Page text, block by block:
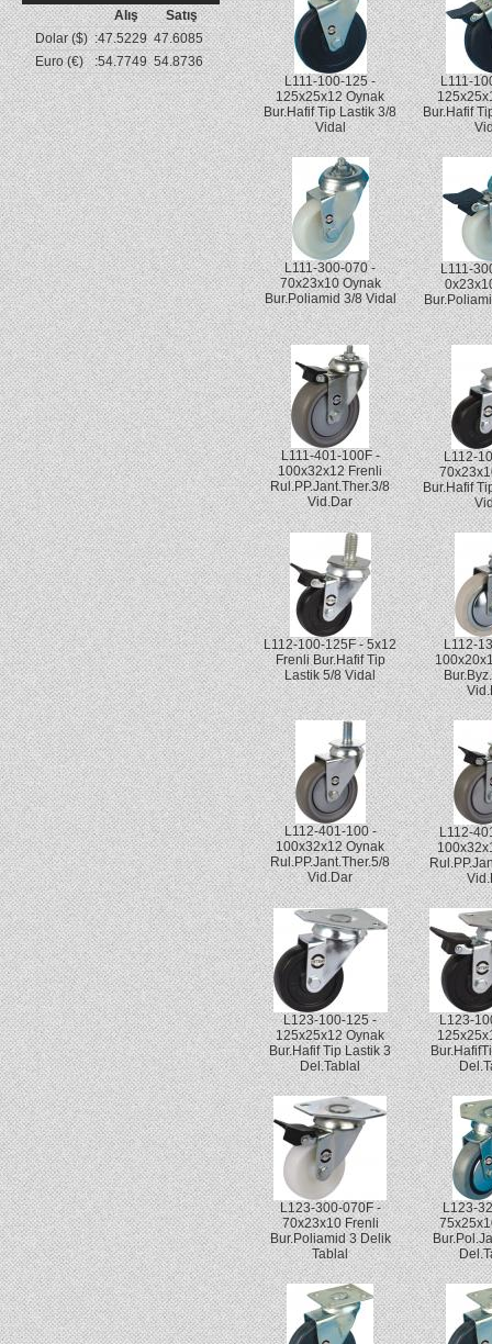
Alış
Satış
Dolar ($) :47.5229 47.6085
Euro (€)
:54.7749 54.8736
L111-100-125 -
125x25x12 Oynak
Bur.Hafif Tip Lastik 3/8
Vidal
L111-
Bur.Hafif
L111-300-070 -
70x23x10 Oynak
Bur.Poliamid 3/8 Vidal
L111-
L111-401-100F -
100x32x12 Frenli
Rul.PP.Jant.Ther.3/8
Vid.Dar
L112-
Bur.Hafif
L112-100-125F - 5x12
Frenli Bur.Hafif Tip
Lastik 5/8 Vidal
L112-
L112-401-100 -
100x32x12 Oynak
Rul.PP.Jant.Ther.5/8
Vid.Dar
L112-
L123-100-125 -
125x25x12 Oynak
Bur.Hafif Tip Lastik 3
Del.Tablal
L123-
L123-300-070F -
70x23x10 Frenli
Bur.Poliamid 3 Delik
Tablal
L123-